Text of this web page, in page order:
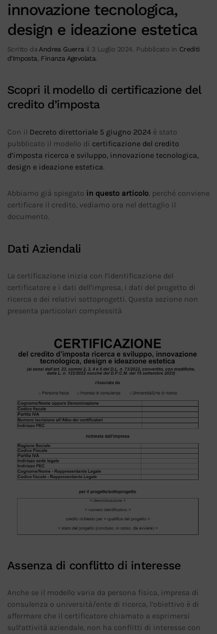
innovazione tecnologica,
design e ideazione estetica
Scritto da Andrea Guerra il 3 Luglio 2024. Pubblicato in Crediti
d'Imposta Finanza Agevolata.
Scopri il modello di certificazione del
credito d’imposta
Con il Decreto direttoriale 5 giugno 2024 è stato
pubblicato il modello di certificazione del credito
d’imposta ricerca e sviluppo, innovazione tecnologica,
design e ideazione estetica.
Abbiamo già spiegato in questo articolo, perché conviene
certificare il credito, vediamo ora nel dettaglio il
documento.
Dati Aziendali
La certificazione inizia con l’identificazione del
certificatore e i dati dell’impresa, i dati del progetto di
ricerca e dei relativi sottoprogetti. Questa sezione non
presenta particolari complessità
Assenza di conflitto di interesse
Anche se il modello varia da persona fisica, impresa di
consulenza o università/ente di ricerca, l’obiettivo è di
affermare che il certificatore chiamato a esprimersi
sull’attività aziendale, non ha conflitti di interesse con